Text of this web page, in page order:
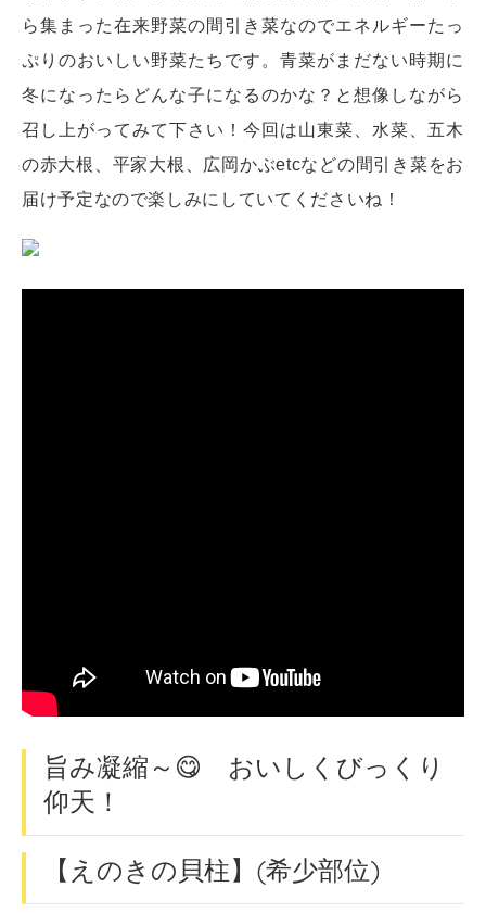
ら集まった在来野菜の間引き菜なのでエネルギーたっ
ぷりのおいしい野菜たちです。青菜がまだない時期に
冬になったらどんな子になるのかな？と想像しながら
召し上がってみて下さい！今回は山東菜、水菜、五木
の赤大根、平家大根、広岡かぶetcなどの間引き菜をお
届け予定なので楽しみにしていてくださいね！
旨み凝縮～😋 おいしくびっくり
仰天！
【えのきの貝柱】(希少部位)